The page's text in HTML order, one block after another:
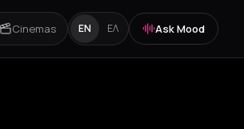
Cinemas EN ΕΛ Ask Mood